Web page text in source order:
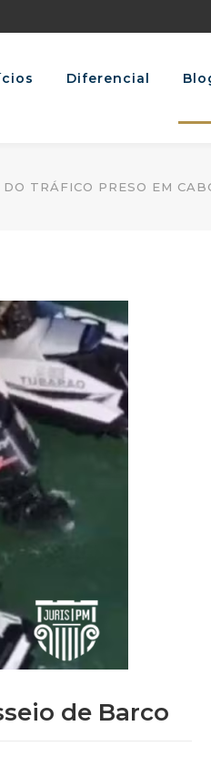
Diferencial
DO TRÁFICO PRESO EM
de Barco